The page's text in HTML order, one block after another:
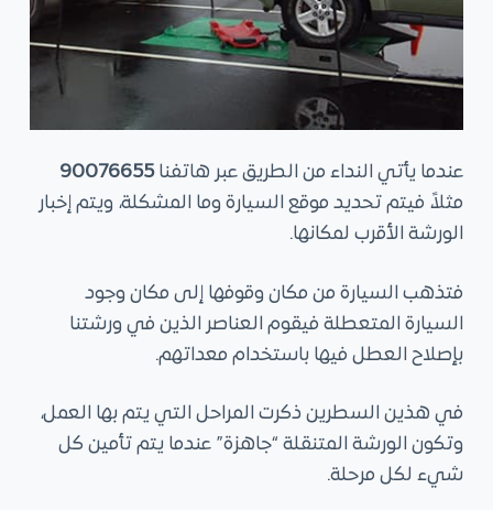
عندما يأتي النداء من الطريق عبر هاتفنا90076655
مثلاً، فيتم تحديد موقع السيارة وما المشكلة، ويتم إخبار
الورشة الأقرب لمكانها.
فتذهب السيارة من مكان وقوفها إلى مكان وجود
السيارة المتعطلة فيقوم العناصر الذين في ورشتنا
بإصلاح العطل فيها باستخدام معداتهم.
في هذين السطرين ذكرت المراحل التي يتم بها العمل،
وتكون الورشة المتنقلة “جاهزة” عندما يتم تأمين كل
شيء لكل مرحلة.